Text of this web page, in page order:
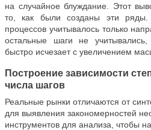
на случайное блуждание. Этот
то, как были созданы эти
процессов учитывалось только
остальные шаги не
быстро исчезает с увеличением
Построение зависимости
числа шагов
Реальные рынки отличаются от
для выявления закономерностей
инструментов для анализа, чтобы